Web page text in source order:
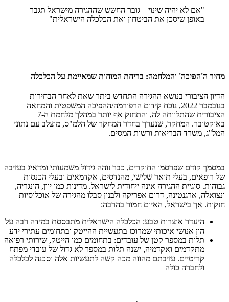
"אם לא יהיה שינוי – גובר החשש שההגירה מישראל תגבר
באופן שיסכן את הביטחון ואת הכלכלה הישראלית"
מחיר ה'הפיכה' והמלחמה: בריחת המוחות שמאיימת על הכלכלה
הדיון הציבורי בנושא ההגירה התחדש ביתר שאת לאחר הבחירות
בנובמבר 2022, נוכח קידום הרפורמה/ההפיכה המשפטית והמחאה
הציבורית שהתלוותה לה, והתחזק אף יותר במהלך מלחמת ה-7
באוקטובר. המחקר, שנערך בחדר המחקר של הלמ"ס, מוצלב עם נתוני
המל"ג, משרד הבריאות ורשות המסים.
במסמך קודם שפרסמו החוקרים, כבר זוהה גידול משמעותי ומדאיג בעזיבה
של רופאים, בעלי תואר שלישי, מהנדסים, אקדמאים ובעלי הכנסות
גבוהות. סוגיית ההגירה אינה ייחודית לישראל. מדינות כמו יוון, הונגריה,
ונצואלה, ארגנטינה, דרום אפריקה ולבנון סבלו מהגירה של אוכלוסיות
חזקות. אך בישראל, האיום חמור בהרבה:
היעדר אוצרות טבע: הכלכלה הישראלית מתבססת במידה רבה על
הון אנושי איכותי שמרוכז בתעשיית ההייטק ובתחומים עתירי ידע
תלות במספר קטן של עובדים: בתחומים כמו הייטק, שירותי רפואה
מתקדמים ואקדמיה, ישנה תלות במספר לא גדול של עובדי מפתח
קריטיים. עזיבתם מהווה מכה קשה לתעשיות אלה וסכנה לכלכלה
ולחברה כולה